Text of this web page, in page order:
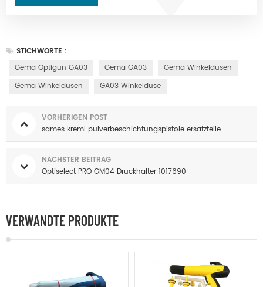
STICHWORTE :
Gema Optigun GA03
Gema GA03
Gema Winkeldüsen
Gema Winkeldüsen
GA03 Winkeldüse
VORHERIGEN POST
sames kreml pulverbeschichtungspistole ersatzteile
NÄCHSTER BEITRAG
Optiselect PRO GM04 Druckhalter 1017690
VERWANDTE PRODUKTE